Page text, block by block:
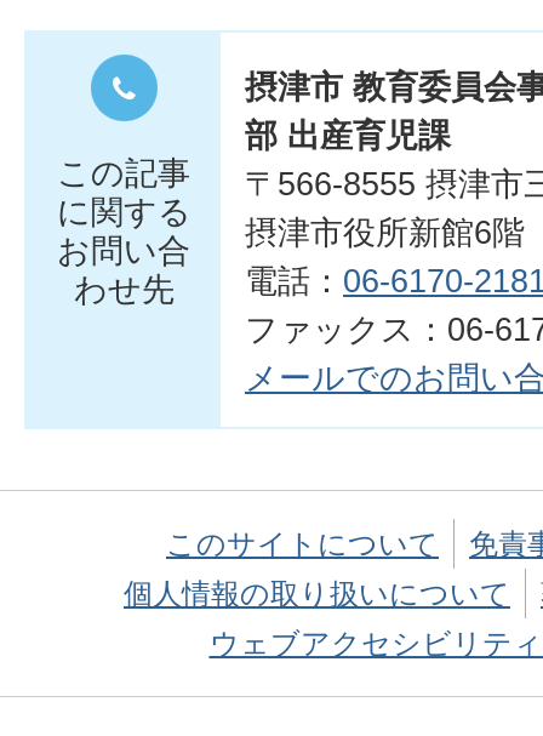
この記事
に関する
お問い合
わせ先
摂津市 教育委員会
部 出産育児課
〒566-8555 摂津市
摂津市役所新館6階
電話： 06-6170-
ファックス：06-
メールでのお問い
このサイトについて
免責
個人情報の取り扱いについて
ウェブアクセシビリテ